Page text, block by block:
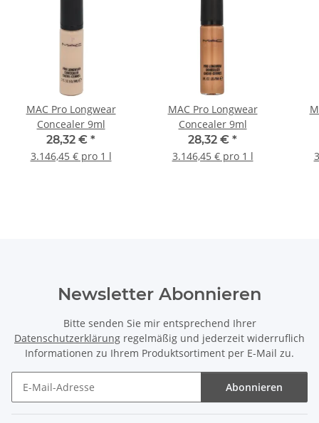
MAC Pro Longwear
Concealer 9ml
28,32 € *
3.146,45 € pro 1 l
MAC Pro Longwear
Concealer 9ml
28,32 € *
3.146,45 € pro 1 l
Newsletter Abonnieren
Bitte senden Sie mir entsprechend Ihrer
Datenschutzerklärung regelmäßig und jederzeit widerruflich
Informationen zu Ihrem Produktsortiment per E-Mail zu.
Abonnieren